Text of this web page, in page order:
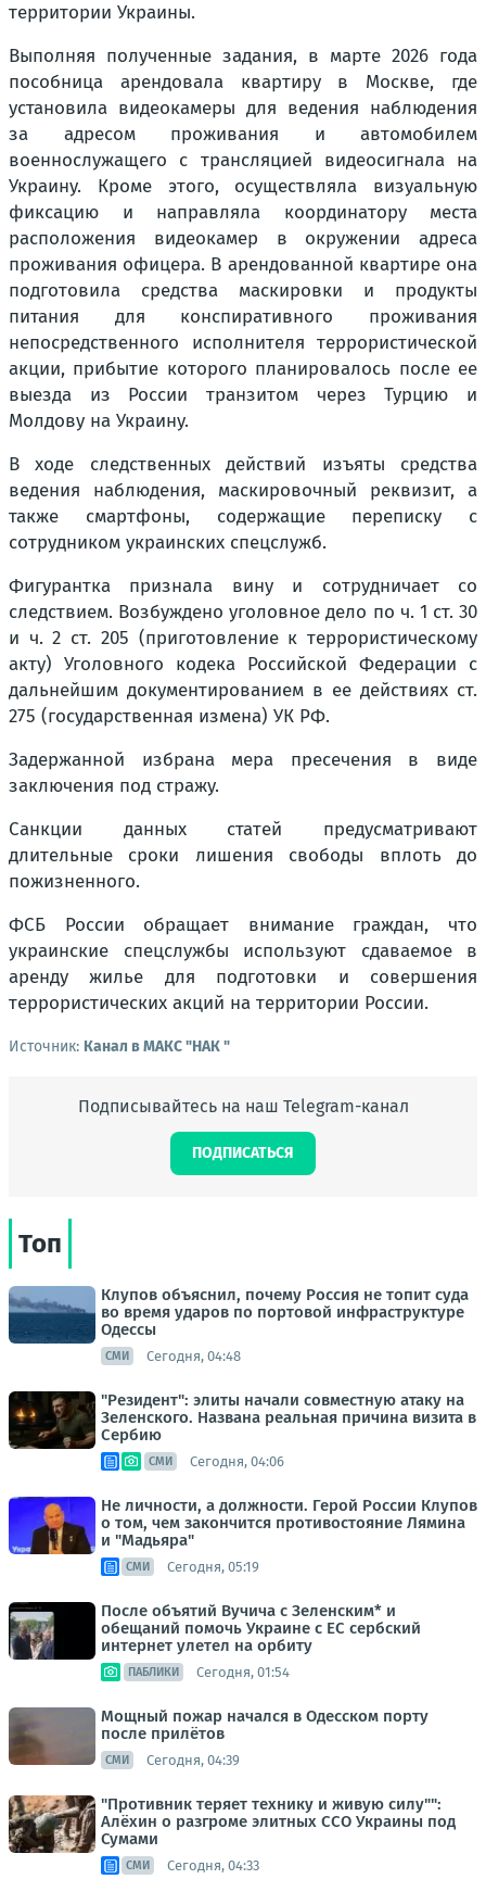
территории Украины.
Выполняя полученные задания, в марте 2026 года
пособница арендовала квартиру в Москве, где
установила видеокамеры для ведения наблюдения
за адресом проживания и автомобилем
военнослужащего с трансляцией видеосигнала на
Украину. Кроме этого, осуществляла визуальную
фиксацию и направляла координатору места
расположения видеокамер в окружении адреса
проживания офицера. В арендованной квартире она
подготовила средства маскировки и продукты
питания для конспиративного проживания
непосредственного исполнителя террористической
акции, прибытие которого планировалось после ее
выезда из России транзитом через Турцию и
Молдову на Украину.
В ходе следственных действий изъяты средства
ведения наблюдения, маскировочный реквизит, а
также смартфоны, содержащие переписку с
сотрудником украинских спецслужб.
Фигурантка признала вину и сотрудничает со
следствием. Возбуждено уголовное дело по ч. 1 ст. 30
и ч. 2 ст. 205 (приготовление к террористическому
акту) Уголовного кодека Российской Федерации с
дальнейшим документированием в ее действиях ст.
275 (государственная измена) УК РФ.
Задержанной избрана мера пресечения в виде
заключения под стражу.
Санкции данных статей предусматривают
длительные сроки лишения свободы вплоть до
пожизненного.
ФСБ России обращает внимание граждан, что
украинские спецслужбы используют сдаваемое в
аренду жилье для подготовки и совершения
террористических акций на территории России.
Источник: Канал в МАКС "НАК "
Подписывайтесь на наш Telegram-канал
ПОДПИСАТЬСЯ
Топ
Клупов объяснил, почему Россия не топит суда
во время ударов по портовой инфраструктуре
Одессы
СМИ Сегодня, 04:48
"Резидент": элиты начали совместную атаку на
Зеленского. Названа реальная причина визита в
Сербию
СМИ Сегодня, 04:06
Не личности, а должности. Герой России Клупов
о том, чем закончится противостояние Лямина
и "Мадьяра"
СМИ Сегодня, 05:19
После объятий Вучича с Зеленским* и
обещаний помочь Украине с ЕС сербский
интернет улетел на орбиту
ПАБЛИКИ Сегодня, 01:54
Мощный пожар начался в Одесском порту
после прилётов
СМИ Сегодня, 04:39
"Противник теряет технику и живую силу"":
Алёхин о разгроме элитных ССО Украины под
Сумами
СМИ Сегодня, 04:33